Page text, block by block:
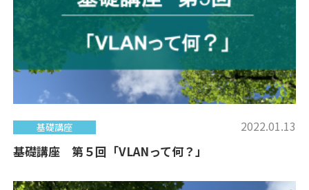
基礎講座 2022.01.13
基礎講座 第５回「VLANって何？」